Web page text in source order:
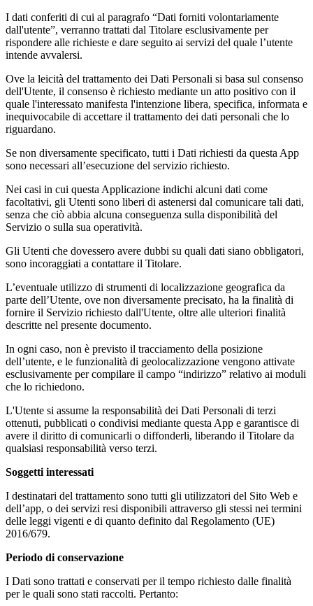
I dati conferiti di cui al paragrafo “Dati forniti volontariamente
dall'utente”, verranno trattati dal Titolare esclusivamente per
rispondere alle richieste e dare seguito ai servizi del quale l’utente
intende avvalersi.
Ove la leicità del trattamento dei Dati Personali si basa sul consenso
dell'Utente, il consenso è richiesto mediante un atto positivo con il
quale l'interessato manifesta l'intenzione libera, specifica, informata e
inequivocabile di accettare il trattamento dei dati personali che lo
riguardano.
Se non diversamente specificato, tutti i Dati richiesti da questa App
sono necessari all’esecuzione del servizio richiesto.
Nei casi in cui questa Applicazione indichi alcuni dati come
facoltativi, gli Utenti sono liberi di astenersi dal comunicare tali dati,
senza che ciò abbia alcuna conseguenza sulla disponibilità del
Servizio o sulla sua operatività.
Gli Utenti che dovessero avere dubbi su quali dati siano obbligatori,
sono incoraggiati a contattare il Titolare.
L’eventuale utilizzo di strumenti di localizzazione geografica da
parte dell’Utente, ove non diversamente precisato, ha la finalità di
fornire il Servizio richiesto dall'Utente, oltre alle ulteriori finalità
descritte nel presente documento.
In ogni caso, non è previsto il tracciamento della posizione
dell’utente, e le funzionalità di geolocalizzazione vengono attivate
esclusivamente per compilare il campo “indirizzo” relativo ai moduli
che lo richiedono.
L'Utente si assume la responsabilità dei Dati Personali di terzi
ottenuti, pubblicati o condivisi mediante questa App e garantisce di
avere il diritto di comunicarli o diffonderli, liberando il Titolare da
qualsiasi responsabilità verso terzi.
Soggetti interessati
I destinatari del trattamento sono tutti gli utilizzatori del Sito Web e
dell’app, o dei servizi resi disponibili attraverso gli stessi nei termini
delle leggi vigenti e di quanto definito dal Regolamento (UE)
2016/679.
Periodo di conservazione
I Dati sono trattati e conservati per il tempo richiesto dalle finalità
per le quali sono stati raccolti. Pertanto: